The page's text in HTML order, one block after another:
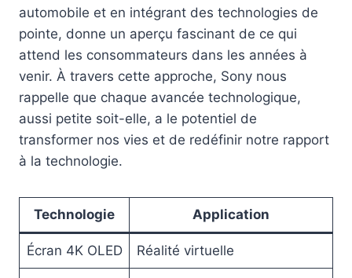
automobile et en intégrant des technologies de
pointe, donne un aperçu fascinant de ce qui
attend les consommateurs dans les années à
venir. À travers cette approche, Sony nous
rappelle que chaque avancée technologique,
aussi petite soit-elle, a le potentiel de
transformer nos vies et de redéfinir notre rapport
à la technologie.
Technologie Application
Écran 4K OLED Réalité virtuelle